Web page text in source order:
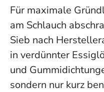
Für maximale
am Schlauch
Sieb nach
in verdünnter
und
sondern nur kurz